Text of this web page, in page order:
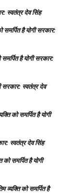
स्वतंत्र देव सिंह
है योगी सरकार:
है योगी सरकार:
सरकार: स्वतंत्र देव
को समर्पित है योगी
स्वतंत्र देव सिंह
समर्पित है योगी
व्यक्ति को समर्पित है